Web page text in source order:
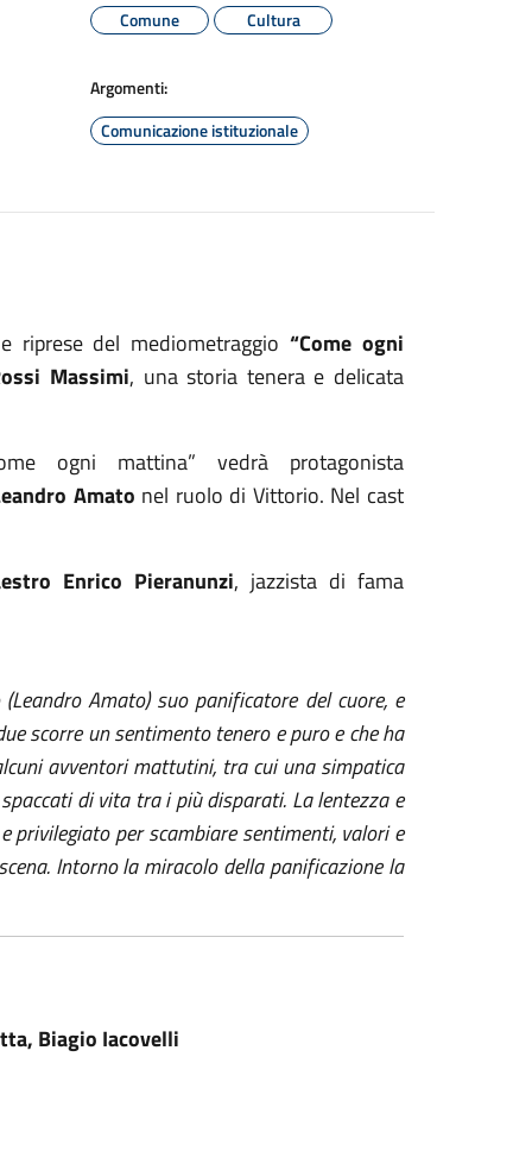
Comune
Cultura
Argomenti:
Comunicazione istituzionale
del mediometraggio “Come ogni
Massimi, una storia tenera e delicata
ogni mattina” vedrà protagonista
Amato nel ruolo di Vittorio. Nel cast
Enrico Pieranunzi, jazzista di fama
Amato) suo panificatore del cuore, e
scorre un sentimento tenero e puro e che ha
avventori mattutini, tra cui una simpatica
di vita tra i più disparati. La lentezza e
privilegiato per scambiare sentimenti, valori e
Intorno la miracolo della panificazione la
Biagio Iacovelli